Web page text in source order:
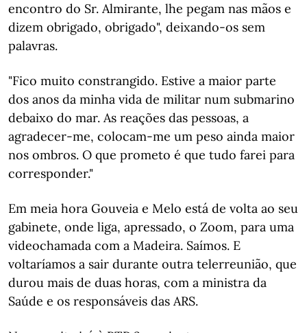
encontro do Sr. Almirante, lhe pegam nas mãos e
dizem obrigado, obrigado", deixando-os sem
palavras.
"Fico muito constrangido. Estive a maior parte
dos anos da minha vida de militar num submarino
debaixo do mar. As reações das pessoas, a
agradecer-me, colocam-me um peso ainda maior
nos ombros. O que prometo é que tudo farei para
corresponder."
Em meia hora Gouveia e Melo está de volta ao seu
gabinete, onde liga, apressado, o Zoom, para uma
videochamada com a Madeira. Saímos. E
voltaríamos a sair durante outra telerreunião, que
durou mais de duas horas, com a ministra da
Saúde e os responsáveis das ARS.